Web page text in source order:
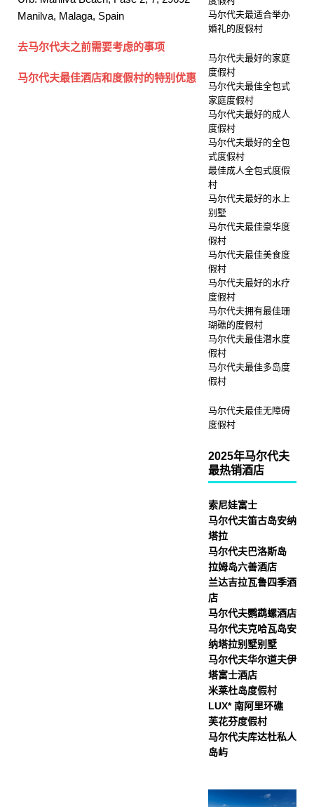
Manilva, Malaga, Spain
去马尔代夫之前需要考虑的事项
马尔代夫最佳酒店和度假村的特别优惠
马尔代夫最适合举办
婚礼的度假村
马尔代夫最好的家庭
度假村
马尔代夫最佳全包式
家庭度假村
马尔代夫最好的成人
度假村
马尔代夫最好的全包
式度假村
最佳成人全包式度假
村
马尔代夫最好的水上
别墅
马尔代夫最佳豪华度
假村
马尔代夫最佳美食度
假村
马尔代夫最好的水疗
度假村
马尔代夫拥有最佳珊
瑚礁的度假村
马尔代夫最佳潜水度
假村
马尔代夫最佳多岛度
假村
马尔代夫最佳无障碍
度假村
2025年马尔代夫
最热销酒店
索尼娃富士
马尔代夫笛古岛安纳
塔拉
马尔代夫巴洛斯岛
拉姆岛六善酒店
兰达吉拉瓦鲁四季酒
店
马尔代夫鹦鹉螺酒店
马尔代夫克哈瓦岛安
纳塔拉别墅别墅
马尔代夫华尔道夫伊
塔富士酒店
米莱杜岛度假村
LUX* 南阿里环礁
芙花芬度假村
马尔代夫库达杜私人
岛屿